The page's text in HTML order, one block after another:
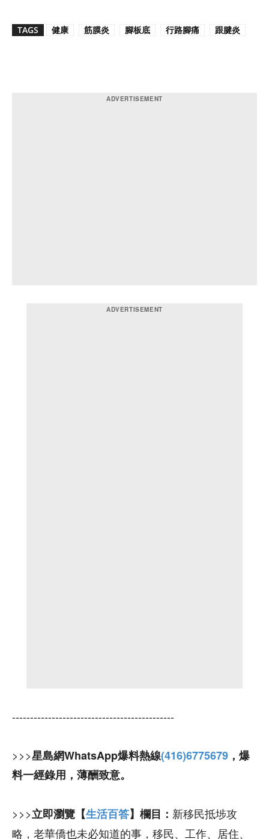
TAGS 健康 筋膜炎 腳板底 行路腳痛 跟腱炎
---------------------------------------------
>>>星島網WhatsApp爆料熱線(416)6775679 ，爆
料一經錄用，薄酬致意。
>>>立即瀏覽【生活百答】欄目： 新移民抵埗攻
略，老華僑也未必知道的事，移民、工作、居住、